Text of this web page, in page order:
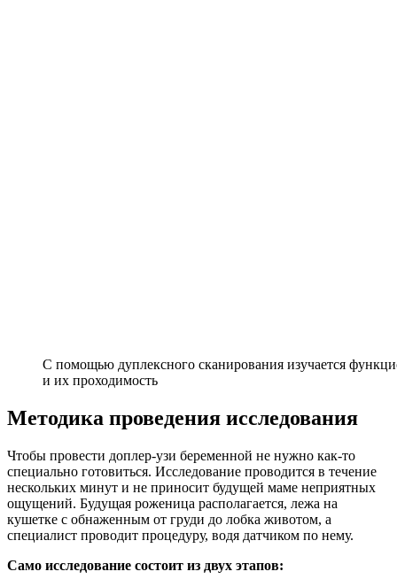
С помощью дуплексного сканирования изучается
и их проходимость
Методика проведения исследования
Чтобы провести доплер-узи беременной не нужно как-то
специально готовиться. Исследование проводится в течение
нескольких минут и не приносит будущей маме неприятных
ощущений. Будущая роженица располагается, лежа на
кушетке с обнаженным от груди до лобка животом, а
специалист проводит процедуру, водя датчиком по нему.
Само исследование состоит из двух этапов: